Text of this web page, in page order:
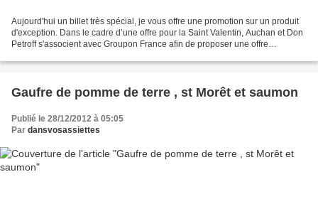
Aujourd'hui un billet très spécial, je vous offre une promotion sur un produit
d'exception. Dans le cadre d’une offre pour la Saint Valentin, Auchan et Don
Petroff s'associent avec Groupon France afin de proposer une offre
Gaufre de pomme de terre , st Morêt et saumon
Publié le 28/12/2012 à 05:05
Par dansvosassiettes